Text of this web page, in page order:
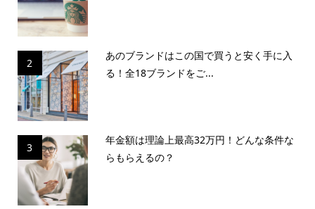
2
あのブランドはこの国で買うと安く手に入
る！全18ブランドをご...
3
年金額は理論上最高32万円！どんな条件な
らもらえるの？